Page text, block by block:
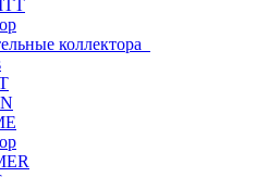
коллектора